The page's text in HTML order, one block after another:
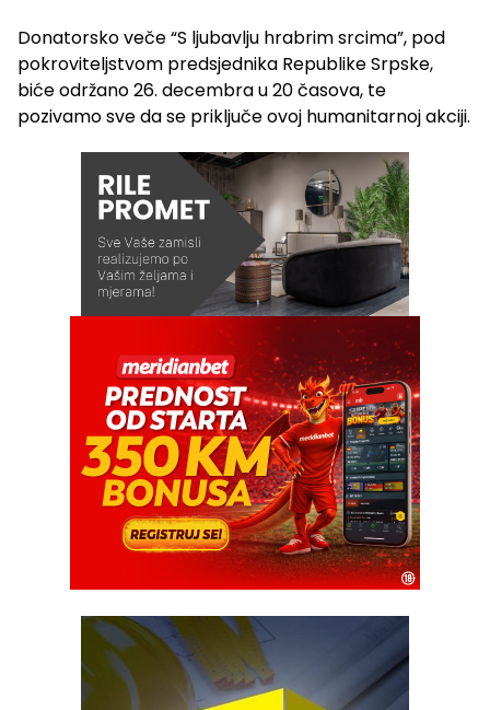
Donatorsko veče “S ljubavlju hrabrim srcima”, pod
pokroviteljstvom predsjednika Republike Srpske,
biće održano 26. decembra u 20 časova, te
pozivamo sve da se priključe ovoj humanitarnoj akciji.